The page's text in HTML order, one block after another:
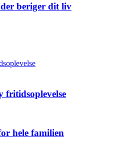
beriger dit liv
fritidsoplevelse
hele familien